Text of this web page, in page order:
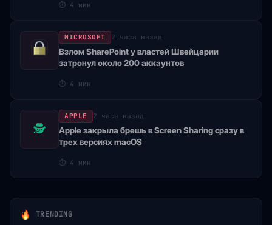
⏱ 4 мин
MICROSOFT 2 часа назад
Взлом SharePoint у властей Швейцарии
затронул около 200 аккаунтов
⏱ 4 мин
🕵
APPLE 2 часа назад
Apple закрыла брешь в Screen Sharing сразу в
трех версиях macOS
⏱ 4 мин
TRENDING